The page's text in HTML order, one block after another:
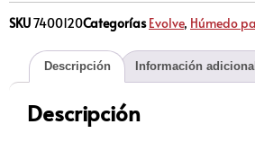
SKU7400120Categorías Evolve, Húmedo
Descripción Información adicional
Descripción